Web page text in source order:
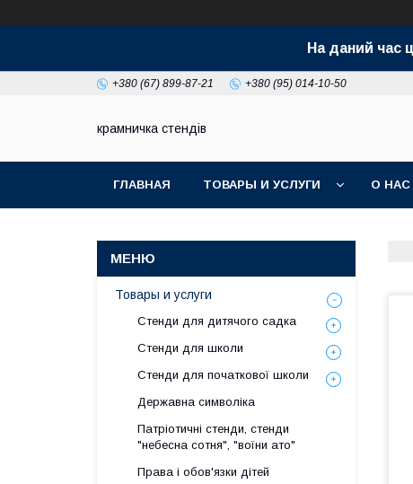
На даний час
+380 (67) 899-87-21 +380 (95) 014-10-50
крамничка стендів
ГЛАВНАЯ ТОВАРЫ И УСЛУГИ О НАС
Товары и услуги
Стенди для дитячого садка
Стенди для школи
Стенди для початкової школи
Державна символіка
Патріотичні стенди, стенди
"небесна сотня", "воїни ато"
Права і обов'язки дітей